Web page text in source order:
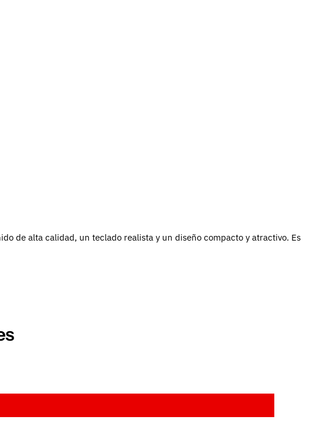
de alta calidad, un teclado realista y un diseño compacto y atractivo. Es